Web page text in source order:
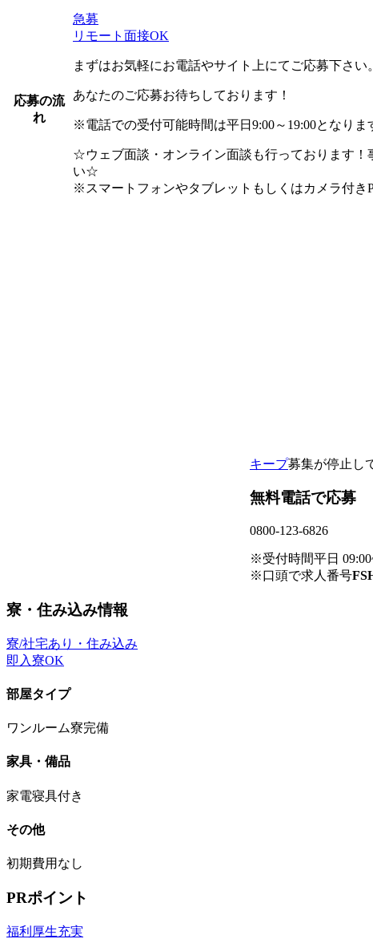
応募の流
れ
急募
リモート面接OK
まずはお気軽にお電話やサイト上にてご応募下さい。
あなたのご応募お待ちしております！
※電話での受付可能時間は平日9:00～19:00となりま
☆ウェブ面談・オンライン面談も行っております！
い☆
※スマートフォンやタブレットもしくはカメラ付き
キープ募集が停止し
無料電話で応募
0800-123-6826
※受付時間平日
※口頭で求人番号
寮・住み込み情報
寮/社宅あり・住み込み
即入寮OK
部屋タイプ
ワンルーム寮完備
家具・備品
家電寝具付き
その他
初期費用なし
PRポイント
福利厚生充実